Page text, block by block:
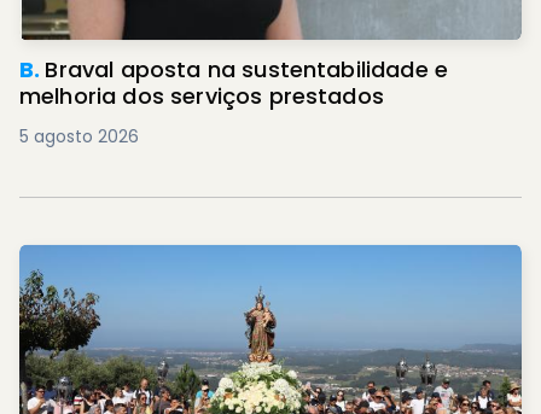
B. Braval aposta na sustentabilidade e
melhoria dos serviços prestados
5 agosto 2026